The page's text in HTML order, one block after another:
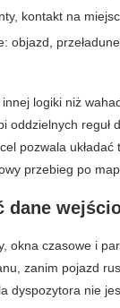
kontakt na
objazd,
logiki niż
oddzielnych reguł
pozwala układać
przebieg po
dane
okna czasowe i
zanim pojazd
dyspozytora nie